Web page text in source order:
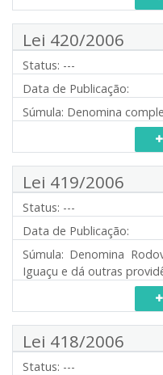
Lei 420/2006
Status: ---
Data de Publicação:
Súmula: Denomina
Lei 419/2006
Status: ---
Data de Publicação:
Súmula: Denomina
Iguaçu e dá outras
Lei 418/2006
Status: ---